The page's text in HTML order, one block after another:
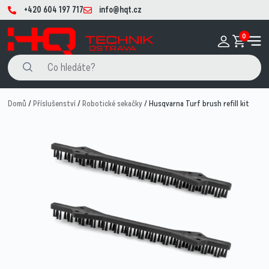
+420 604 197 717 info@hqt.cz
0
Domů /Příslušenství/Robotické sekačky/ Husqvarna Turf brush refill kit